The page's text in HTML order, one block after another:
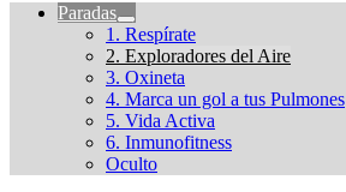
Paradas
1. Respírate
2. Exploradores del Aire
3. Oxineta
4. Marca un gol a tus Pulmones
5. Vida Activa
6. Inmunofitness
Oculto